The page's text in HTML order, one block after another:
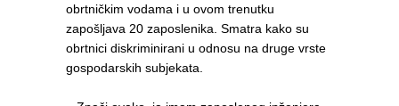
obrtničkim vodama i u ovom trenutku
zapošljava 20 zaposlenika. Smatra kako su
obrtnici diskriminirani u odnosu na druge vrste
gospodarskih subjekata.